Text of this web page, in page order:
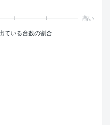
ている台数の割合